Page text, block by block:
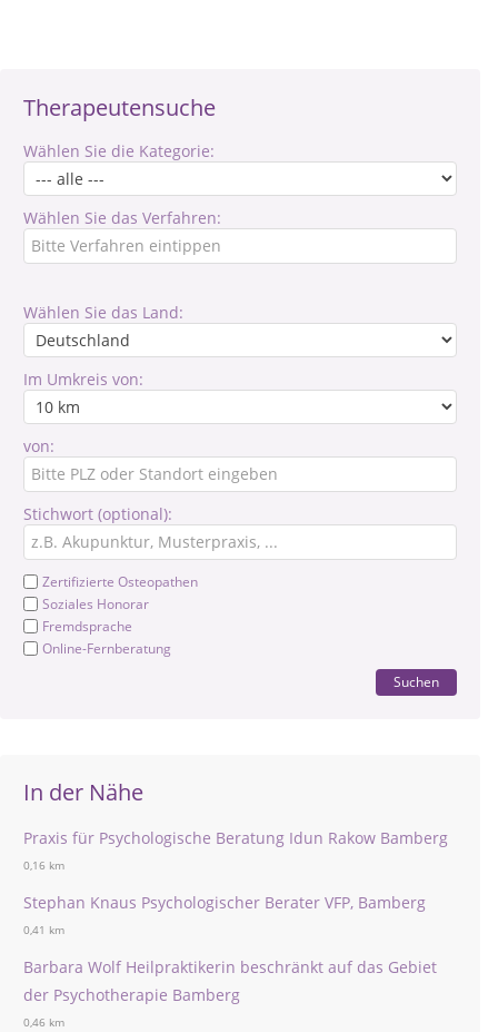
Therapeutensuche
Wählen Sie die Kategorie:
Wählen Sie das Verfahren:
Wählen Sie das Land:
Im Umkreis von:
von:
Stichwort (optional):
Zertifizierte Osteopathen
Soziales Honorar
Fremdsprache
Online-Fernberatung
Suchen
In der Nähe
Praxis für Psychologische Beratung Idun Rakow Bamberg
0,16 km
Stephan Knaus Psychologischer Berater VFP, Bamberg
0,41 km
Barbara Wolf Heilpraktikerin beschränkt auf das Gebiet
der Psychotherapie Bamberg
0,46 km